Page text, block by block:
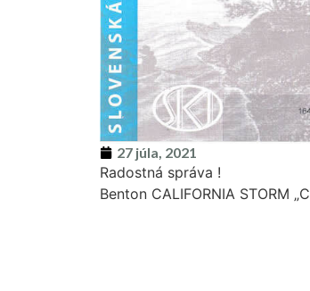
27 júla, 2021
Radostná správa !
Benton CALIFORNIA STORM